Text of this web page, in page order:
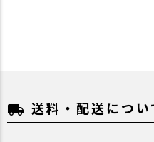
local_shipping 送料・配送につい